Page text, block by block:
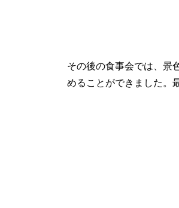
その後の食事会では、景
めることができました。